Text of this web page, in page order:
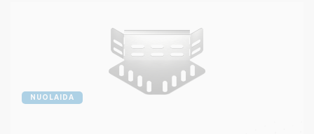
NUOLAIDA